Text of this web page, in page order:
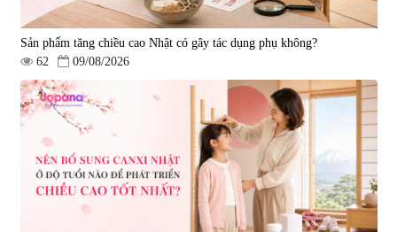
Sản phẩm tăng chiều cao Nhật có gây tác dụng phụ không?
62
09/08/2026